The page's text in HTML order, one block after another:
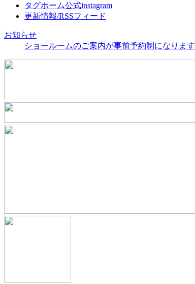
タグホーム公式instagram
更新情報/RSSフィード
お知らせ
ショールームのご案内が事前予約制になります